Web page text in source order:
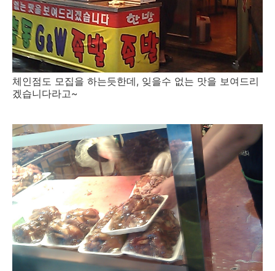
체인점도 모집을 하는듯한데, 잊을수 없는 맛을 보여드리
겠습니다라고~